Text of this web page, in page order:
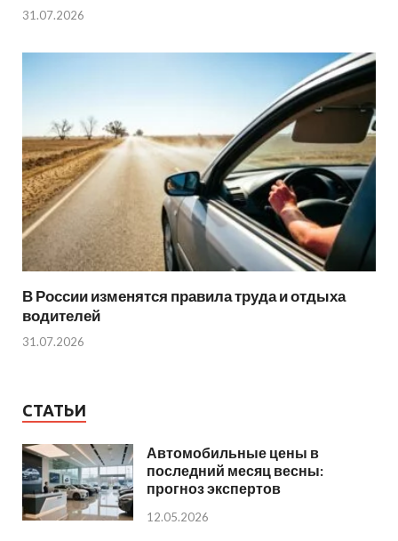
31.07.2026
В России изменятся правила труда и отдыха
водителей
31.07.2026
СТАТЬИ
Автомобильные цены в
последний месяц весны:
прогноз экспертов
12.05.2026